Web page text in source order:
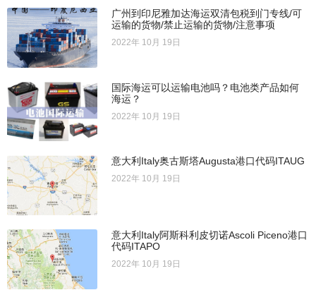
广州到印尼雅加达海运双清包税到门专线/可
运输的货物/禁止运输的货物/注意事项
2022年 10月 19日
国际海运可以运输电池吗？电池类产品如何
海运？
2022年 10月 19日
意大利Italy奥古斯塔Augusta港口代码ITAUG
2022年 10月 19日
意大利Italy阿斯科利皮切诺Ascoli Piceno港口
代码ITAPO
2022年 10月 19日